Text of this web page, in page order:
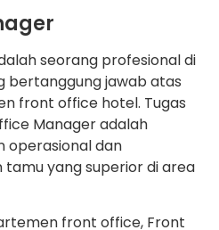
seorang profesional di
bertanggung jawab atas
front office hotel. Tugas
Manager adalah
operasional dan
yang superior di area
front office, Front